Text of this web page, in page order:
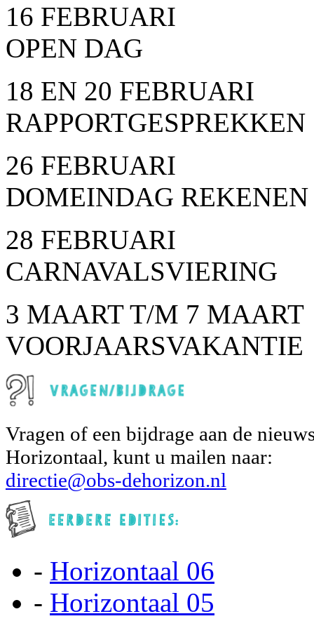
16 FEBRUARI
OPEN DAG
18 EN 20 FEBRUARI
RAPPORTGESPREKKEN
26 FEBRUARI
DOMEINDAG REKENEN
28 FEBRUARI
CARNAVALSVIERING
3 MAART T/M 7 MAART
VOORJAARSVAKANTIE
Vragen of een bijdrage aan de
Horizontaal, kunt u mailen naar:
directie@obs-dehorizon.nl
- Horizontaal 06
- Horizontaal 05